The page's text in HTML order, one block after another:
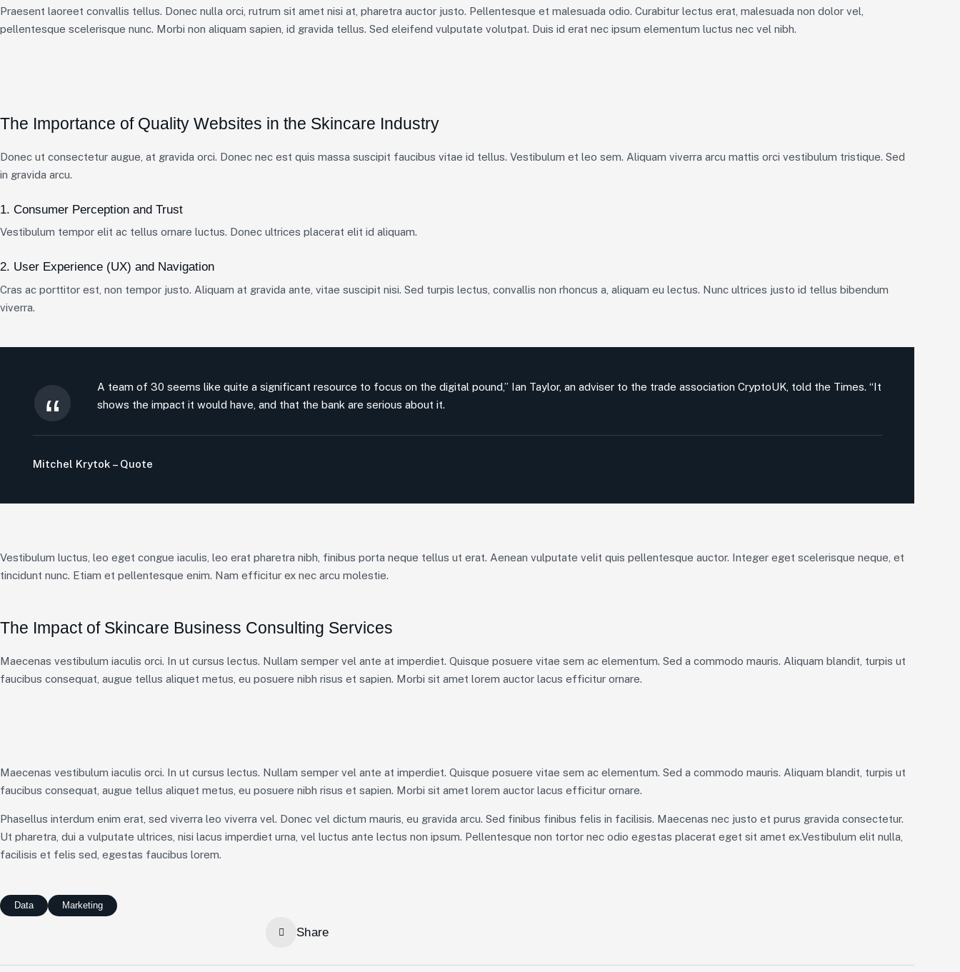
Praesent laoreet convallis tellus. Donec nulla orci, rutrum sit amet nisi at, pharetra auctor justo. Pellentesque et malesuada odio. Curabitur lectus erat, malesuada non dolor vel,
pellentesque scelerisque nunc. Morbi non aliquam sapien, id gravida tellus. Sed eleifend vulputate volutpat. Duis id erat nec ipsum elementum luctus nec vel nibh.
The Importance of Quality Websites in the Skincare Industry
Donec ut consectetur augue, at gravida orci. Donec nec est quis massa suscipit faucibus vitae id tellus. Vestibulum et leo sem. Aliquam viverra arcu mattis orci vestibulum tristique. Sed
in gravida arcu.
1. Consumer Perception and Trust
Vestibulum tempor elit ac tellus ornare luctus. Donec ultrices placerat elit id aliquam.
2. User Experience (UX) and Navigation
Cras ac porttitor est, non tempor justo. Aliquam at gravida ante, vitae suscipit nisi. Sed turpis lectus, convallis non rhoncus a, aliquam eu lectus. Nunc ultrices justo id tellus bibendum
viverra.
A team of 30 seems like quite a significant resource to focus on the digital pound,” Ian Taylor, an adviser to the trade association CryptoUK, told the Times. “It
shows the impact it would have, and that the bank are serious about it.
Mitchel Krytok – Quote
Vestibulum luctus, leo eget congue iaculis, leo erat pharetra nibh, finibus porta neque tellus ut erat. Aenean vulputate velit quis pellentesque auctor. Integer eget scelerisque neque, et
tincidunt nunc. Etiam et pellentesque enim. Nam efficitur ex nec arcu molestie.
The Impact of Skincare Business Consulting Services
Maecenas vestibulum iaculis orci. In ut cursus lectus. Nullam semper vel ante at imperdiet. Quisque posuere vitae sem ac elementum. Sed a commodo mauris. Aliquam blandit, turpis ut
faucibus consequat, augue tellus aliquet metus, eu posuere nibh risus et sapien. Morbi sit amet lorem auctor lacus efficitur ornare.
Maecenas vestibulum iaculis orci. In ut cursus lectus. Nullam semper vel ante at imperdiet. Quisque posuere vitae sem ac elementum. Sed a commodo mauris. Aliquam blandit, turpis ut
faucibus consequat, augue tellus aliquet metus, eu posuere nibh risus et sapien. Morbi sit amet lorem auctor lacus efficitur ornare.
Phasellus interdum enim erat, sed viverra leo viverra vel. Donec vel dictum mauris, eu gravida arcu. Sed finibus finibus felis in facilisis. Maecenas nec justo et purus gravida consectetur.
Ut pharetra, dui a vulputate ultrices, nisi lacus imperdiet urna, vel luctus ante lectus non ipsum. Pellentesque non tortor nec odio egestas placerat eget sit amet ex.Vestibulum elit nulla,
facilisis et felis sed, egestas faucibus lorem.
Data Marketing
Share